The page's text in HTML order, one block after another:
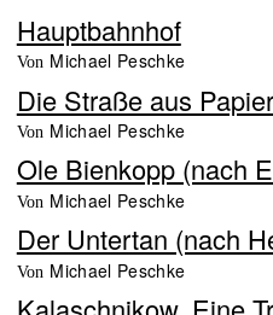
Hauptbahnhof
von Michael Peschke
Die Straße aus Papier
von Michael Peschke
Ole Bienkopp (nach
von Michael Peschke
Der Untertan (nach
von Michael Peschke